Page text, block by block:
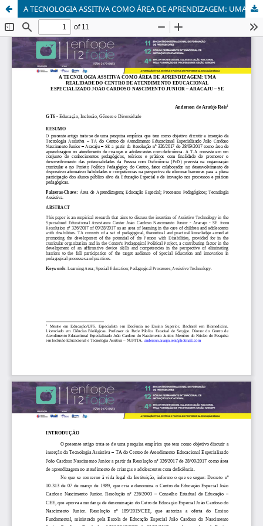
A TECNOLOGIA ASSITIVA COMO ÁREA DE APRENDIZAGEM: UMA REALIDADE DO CENTRO DE ATENDIMENTO EDUCACIONAL ESPECIALIZADO JOÃO CARDOSO NASCIMENTO JUNIOR – ARACAJU – SE